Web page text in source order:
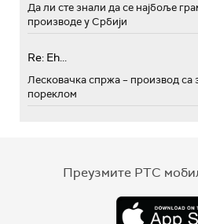
Да ли сте знали да се најбоље
производе у Србији
Re: Eh...
Лесковачка спржа – производ
пореклом
Преузмите РТС